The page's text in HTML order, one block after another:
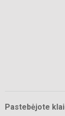
Pastebėjote